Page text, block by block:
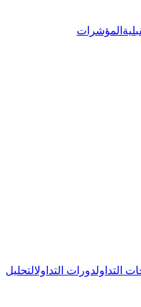
المؤشرات
التداولدورات التداولالتحليل